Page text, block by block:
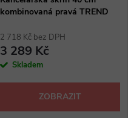
kombinovaná pravá TREND
2 718 Kč bez DPH
3 289 Kč
Skladem
ZOBRAZIT